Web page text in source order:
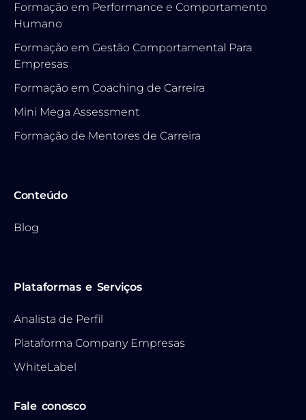
Formação em Performance e Comportamento
Humano
Formação em Gestão Comportamental Para
Empresas
Formação em Coaching de Carreira
Mini Mega Assessment
Formação de Mentores de Carreira
Conteúdo
Blog
Plataformas e Serviços
Analista de Perfil
Plataforma Company Empresas
WhiteLabel
Fale conosco